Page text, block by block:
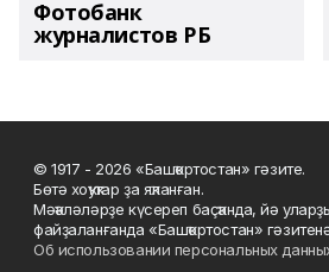
Фотобанк
журналистов РБ
© 1917 - 2026 «Башҡортостан» гәзите.
Бөтә хоҡуҡтар ҙа яҡланған.
Мәҡәләләрҙе күсереп баҫҡанда, йә
файҙаланғанда «Башҡортостан»
Об использовании персональных